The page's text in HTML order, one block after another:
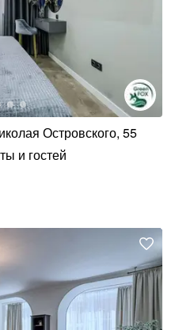
Островского, 55
и гостей